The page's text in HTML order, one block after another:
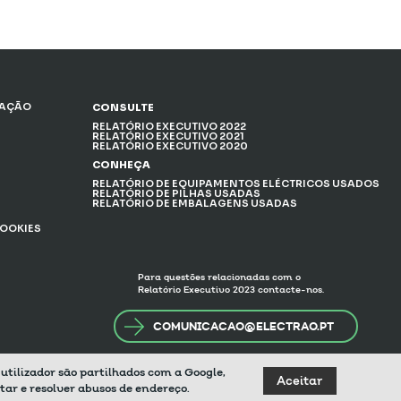
CONSULTE
RELATÓRIO EXECUTIVO 2022
RELATÓRIO EXECUTIVO 2021
RELATÓRIO EXECUTIVO 2020
CONHEÇA
RELATÓRIO DE EQUIPAMENTOS ELÉCTRICOS USADOS
RELATÓRIO DE PILHAS USADAS
RELATÓRIO DE EMBALAGENS USADAS
Para questões relacionadas com o
Relatório Executivo 2023 contacte-nos.
COMUNICACAO@ELECTRAO.PT
são partilhados com a Google,
e resolver abusos de endereço.
Aceitar